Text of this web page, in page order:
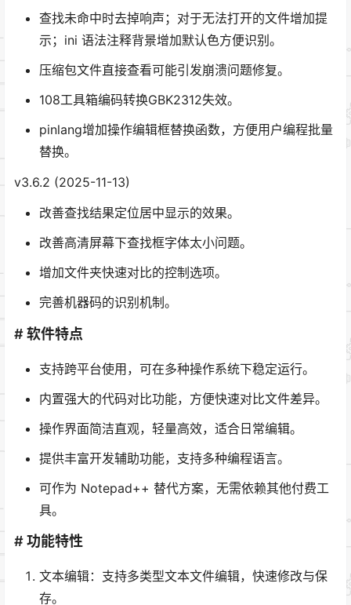
查找未命中时去掉响声；对于无法打开的文件增加提
示；ini 语法注释背景增加默认色方便识别。
压缩包文件直接查看可能引发崩溃问题修复。
108工具箱编码转换GBK2312失效。
pinlang增加操作编辑框替换函数，方便用户编程批量
替换。
v3.6.2 (2025-11-13)
改善查找结果定位居中显示的效果。
改善高清屏幕下查找框字体太小问题。
增加文件夹快速对比的控制选项。
完善机器码的识别机制。
# 软件特点
支持跨平台使用，可在多种操作系统下稳定运行。
内置强大的代码对比功能，方便快速对比文件差异。
操作界面简洁直观，轻量高效，适合日常编辑。
提供丰富开发辅助功能，支持多种编程语言。
可作为 Notepad++ 替代方案，无需依赖其他付费工
具。
# 功能特性
文本编辑：支持多类型文本文件编辑，快速修改与保
存。